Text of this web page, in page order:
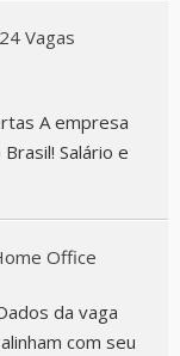
Vagas
A empresa
Salário e
Office
da vaga
com seu